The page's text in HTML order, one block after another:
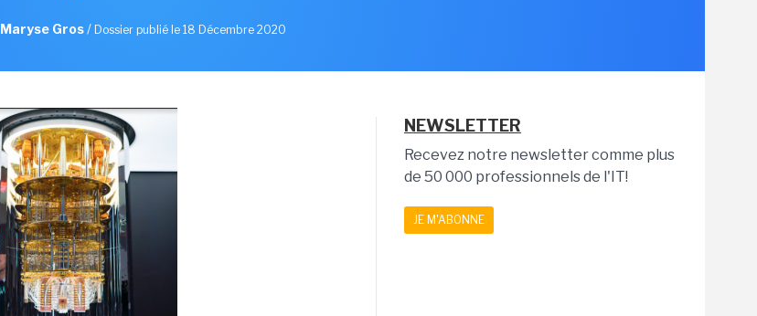
Maryse Gros/ Dossier publié le 18 Décembre 2020
NEWSLETTER
Recevez notre newsletter comme plus
de 50 000 professionnels de l'IT!
JE M'ABONNE